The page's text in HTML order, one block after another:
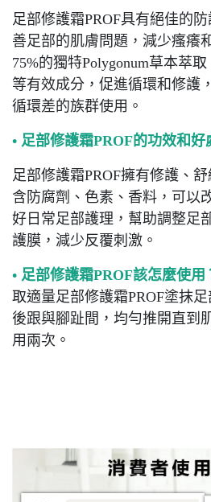
足部修護霜PROF具有絕佳的
善足部的肌膚問題，減少瘙癢
75%的獨特Polygonum草本萃
等有效成分，促進循環和修護
循環差的族群使用。
• 足部修護霜PROF的功效和好
足部修護霜PROF擁有修護、
含防腐劑、色素、香料，可以
好日常足部護理，幫助調整足
護膜，減少反覆刺激。
• 足部修護霜PROF該怎麼使用
取適量足部修護霜PROF塗抹
後跟與腳趾間，均勻推開直到
用兩次。